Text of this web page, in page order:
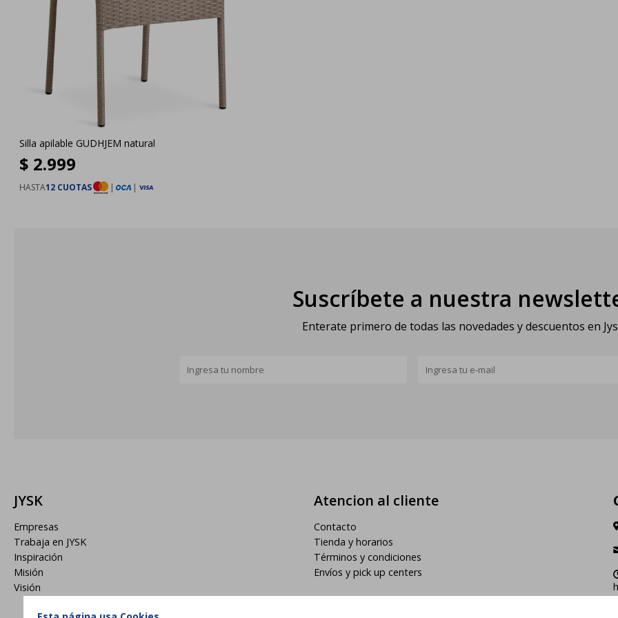
Silla apilable GUDHJEM natural
$ 2.999
HASTA12 CUOTAS | |
Suscríbete a nuestra
Enterate primero de todas las novedades y descuentos en
JYSK
Empresas
Trabaja en JYSK
Inspiración
Misión
Visión
Atencion al cliente
Contacto
Tienda y horarios
Términos y condiciones
Envíos y pick up centers